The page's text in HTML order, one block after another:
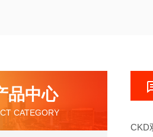
品中心
CATEGORY
CKD